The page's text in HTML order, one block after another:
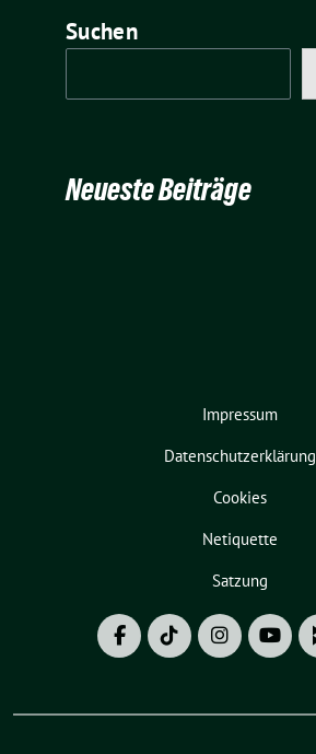
Suchen
Neueste Beiträge
Impressum
Datenschutzerklärung
Cookies
Netiquette
Satzung